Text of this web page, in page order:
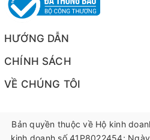
HƯỚNG DẪN
CHÍNH SÁCH
VỀ CHÚNG TÔI
Bản quyền thuộc về Hộ kinh
kinh doanh số 41P8022454;